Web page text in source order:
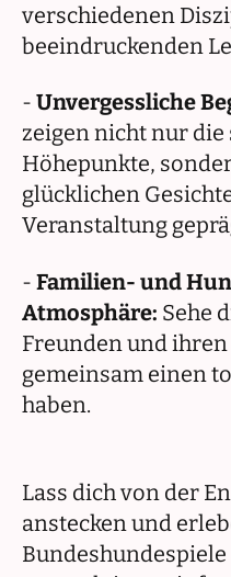
verschiedenen
beeindruckenden
- Unvergessliche
zeigen nicht nur
Höhepunkte,
glücklichen
Veranstaltung
- Familien- und
Atmosphäre: Sehe
Freunden und
gemeinsam einen
haben.
Lass dich von der
anstecken und